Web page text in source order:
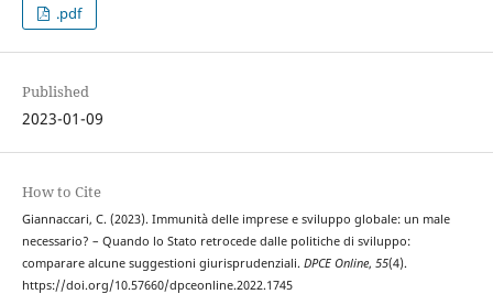
.pdf
Published
2023-01-09
How to Cite
Giannaccari, C. (2023). Immunità delle imprese e sviluppo globale: un male
necessario? – Quando lo Stato retrocede dalle politiche di sviluppo:
comparare alcune suggestioni giurisprudenziali. DPCE Online, 55(4).
https://doi.org/10.57660/dpceonline.2022.1745